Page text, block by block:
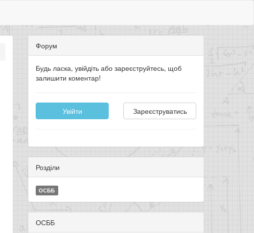
Форум
Будь ласка, увійдіть або зареєструйтесь, щоб
залишити коментар!
Увійти Зареєструватись
Розділи
ОСББ
ОСББ